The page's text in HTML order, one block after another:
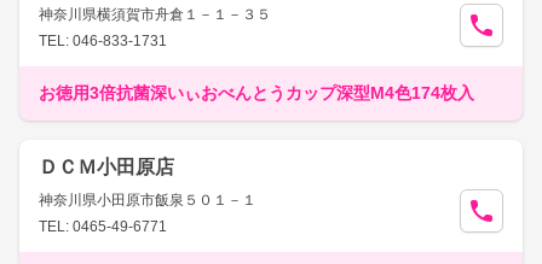
神奈川県横須賀市舟倉１－１－３５
TEL: 046-833-1731
お徳用3倍抗菌深いぃおべんとうカップ深型M4色174枚入
ＤＣＭ小田原店
神奈川県小田原市飯泉５０１－１
TEL: 0465-49-6771